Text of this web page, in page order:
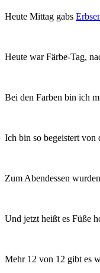
Heute Mittag gabs
Heute war Färbe-Tag,
Bei den Farben bin ich
Ich bin so begeistert von
Zum Abendessen
Und jetzt heißt es Füße
Mehr 12 von 12 gibt es